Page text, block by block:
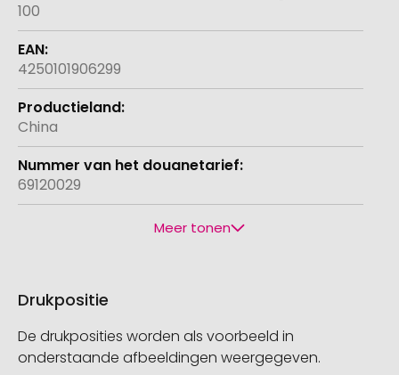
100
4250101906299
China
69120029
Meer tonen
Drukpositie
De drukposities worden als voorbeeld in
onderstaande afbeeldingen weergegeven.